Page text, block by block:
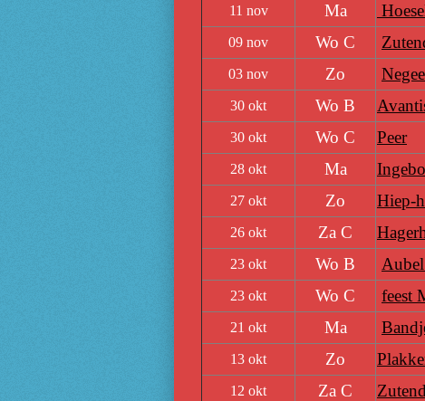
11 nov Ma
09 nov Wo C
03 nov Zo
30 okt Wo B
30 okt Wo C Peer
28 okt Ma
27 okt Zo Hiep-
26 okt Za C
23 okt Wo B
23 okt Wo C feest
21 okt Ma
13 okt Zo
12 okt Za C